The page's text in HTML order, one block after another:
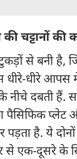
चट्टानों की
से बनी है,
धीरे आपस
दबती हैं.
पैसिफिक प्लेट
पड़ता है. ये
से एक-दूसरे के